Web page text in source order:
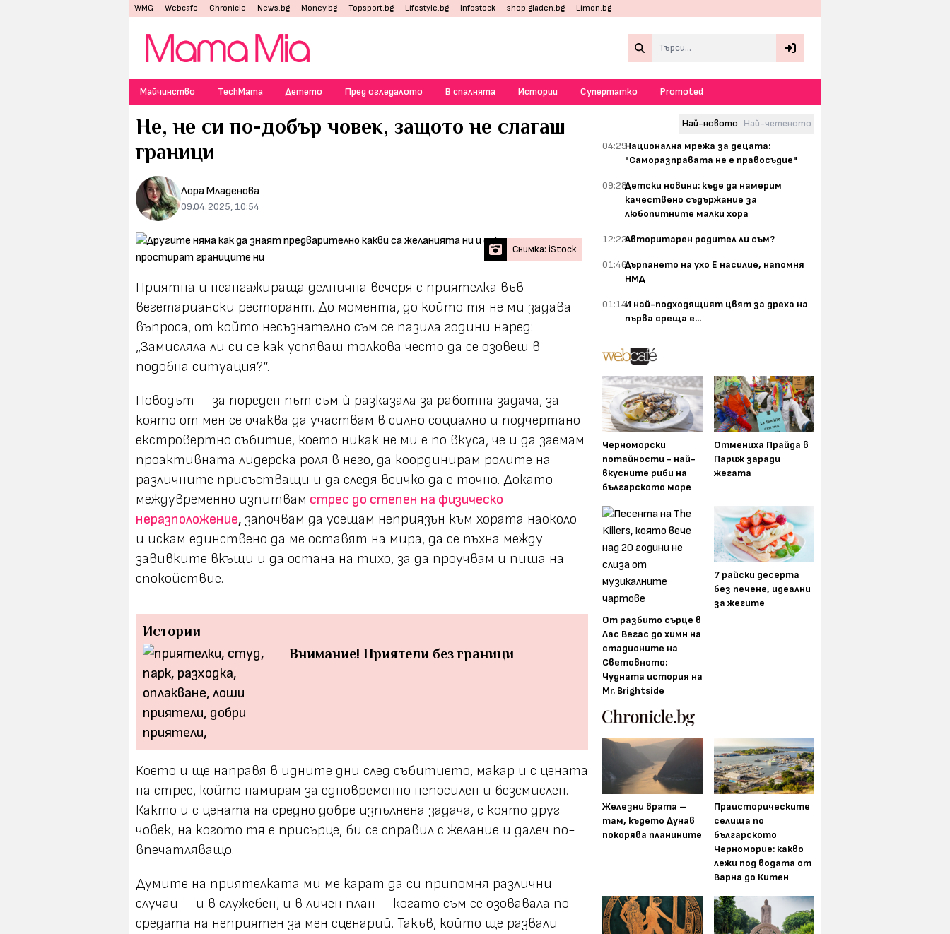
WMG Webcafe Chronicle News.bg Money.bg Topsport.bg Lifestyle.bg Infostock shop.gladen.bg Limon.bg
Майчинство TechMama Детето Пред огледалото В спалнята Истории Супертатко Promoted
Не, не си по-добър човек, защото не слагаш
граници
Лора Младенова
09.04.2025, 10:54
Снимка: iStock
Приятна и неангажираща делнична вечеря с приятелка във
вегетариански ресторант. До момента, до който тя не ми задава
въпроса, от който несъзнателно съм се пазила години наред:
„Замисляла ли си се как успяваш толкова често да се озовеш в
подобна ситуация?“.
Поводът – за пореден път съм ѝ разказала за работна задача, за
която от мен се очаква да участвам в силно социално и подчертано
екстровертно събитие, което никак не ми е по вкуса, че и да заемам
проактивната лидерска роля в него, да координирам ролите на
различните присъстващи и да следя всичко да е точно. Докато
междувременно изпитвам стрес до степен на физическо
неразположение, започвам да усещам неприязън към хората наоколо
и искам единствено да ме оставят на мира, да се пъхна между
завивките вкъщи и да остана на тихо, за да проучвам и пиша на
спокойствие.
Истории
Внимание! Приятели без граници
Което и ще направя в идните дни след събитието, макар и с цената
на стрес, който намирам за едновременно непосилен и безсмислен.
Както и с цената на средно добре изпълнена задача, с която друг
човек, на когото тя е присърце, би се справил с желание и далеч по-
впечатляващо.
Думите на приятелката ми ме карат да си припомня различни
случаи – и в служебен, и в личен план – когато съм се озовавала по
средата на неприятен за мен сценарий. Такъв, който ще развали
Най-новото Най-четеното
04:29Национална мрежа за децата:
"Саморазправата не е правосъдие"
09:28Детски новини: къде да намерим
качествено съдържание за
любопитните малки хора
12:22Авторитарен родител ли съм?
01:46Дърпането на ухо Е насилие, напомня
НМД
01:14И най-подходящият цвят за дреха на
първа среща е...
Черноморски
потайности - най-
вкусните риби на
българското море
Отмениха Прайда в
Париж заради
жегата
От разбито сърце в
Лас Вегас до химн на
стадионите на
Световното:
Чудната история на
Mr. Brightside
7 райски десерта
без печене, идеални
за жегите
Железни врата –
там, където Дунав
покорява планините
Праисторическите
селища по
българското
Черноморие: какво
лежи под водата от
Варна до Китен